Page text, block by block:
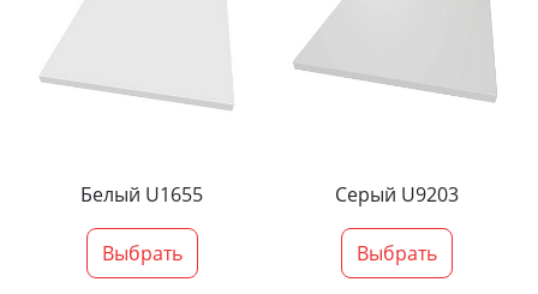
Белый U1655
Выбрать
Серый U9203
Выбрать